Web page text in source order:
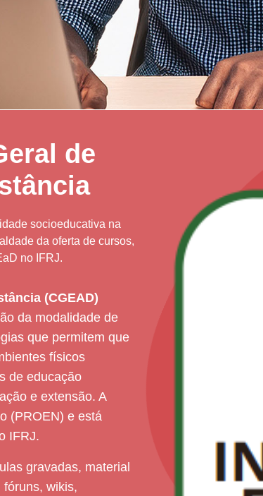
de
socioeducativa na
da oferta de cursos,
no IFRJ.
(CGEAD)
da modalidade de
que permitem que
físicos
de educação
e extensão. A
(PROEN) e está
IFRJ.
gravadas, material
wikis,